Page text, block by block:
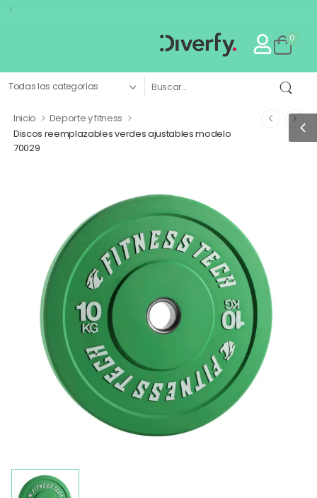
0
Inicio > Deporte y fitness >
Discos reemplazables verdes ajustables modelo
70029